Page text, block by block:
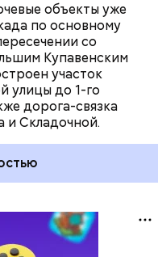
объекты уже
по основному
со
Купавенским
участок
улицы до 1-го
дорога-связка
Складочной.